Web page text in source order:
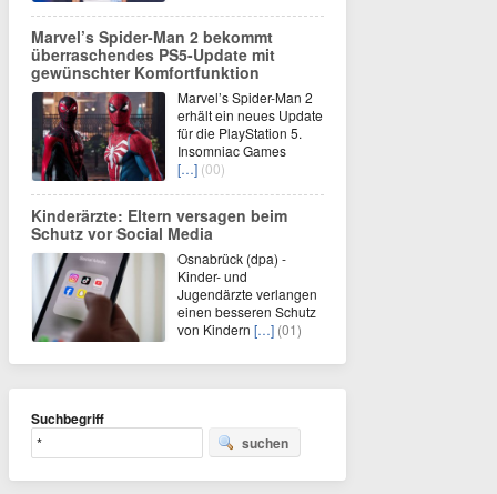
Marvel’s Spider-Man 2 bekommt
überraschendes PS5-Update mit
gewünschter Komfortfunktion
Marvel’s Spider-Man 2
erhält ein neues Update
für die PlayStation 5.
Insomniac Games
[…] (00)
Kinderärzte: Eltern versagen beim
Schutz vor Social Media
Osnabrück (dpa) -
Kinder- und
Jugendärzte verlangen
einen besseren Schutz
von Kindern […] (01)
Suchbegriff
suchen